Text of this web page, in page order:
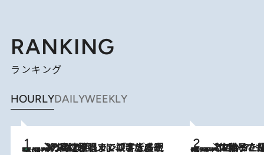
RANKING
ランキング
HOURLYDAILYWEEKLY
2026.8.7
「湘南乃風に憧れて」観客大盛上がりの“タオル回し”に、ラッパー顔負けの高速歌唱まで…さだまさし（74）のアグレッシブすぎる現在地 2026.8.5
【阿川佐和子さんの年とる力】なぜ70代で始めた趣味は“こんなに楽しい”のか？ ピアノ、俳句…スランプに陥っても続けられる“ある秘訣”とは